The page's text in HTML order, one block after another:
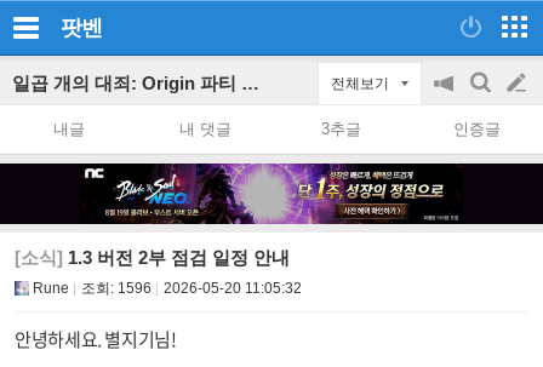
팟벤
일곱 개의 대죄: Origin 파티 인벤 전체보기
공
on/off
검
색
글
쓰
내글 내 댓글 3추글 인증글
[소식] 1.3 버전 2부 점검 일정 안내
Rune 조회: 1596 2026-05-20 11:05:32
안녕하세요. 별지기님!